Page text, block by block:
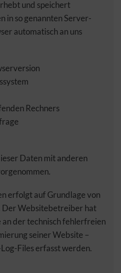
und speichert
in so genannten Server-
automatisch an uns
Rechners
Daten mit anderen
erfolgt auf Grundlage von
Der Websitebetreiber hat
der technisch fehlerfreien
seiner Website –
Files erfasst werden.